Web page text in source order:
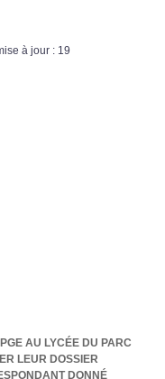
à jour : 19
AU LYCÉE DU PARC
LEUR DOSSIER
DONNÉ